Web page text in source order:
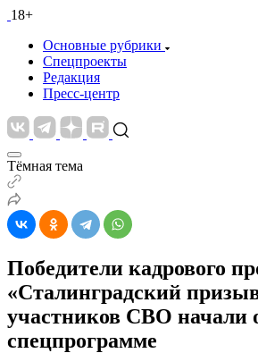
18+
Основные рубрики
Спецпроекты
Редакция
Пресс-центр
Тёмная тема
Победители кадрового
«Сталинградский
участников СВО начали
спецпрограмме